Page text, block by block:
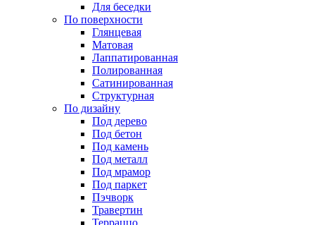
Для беседки
По поверхности
Глянцевая
Матовая
Лаппатированная
Полированная
Сатинированная
Структурная
По дизайну
Под дерево
Под бетон
Под камень
Под металл
Под мрамор
Под паркет
Пэчворк
Травертин
Терраццо